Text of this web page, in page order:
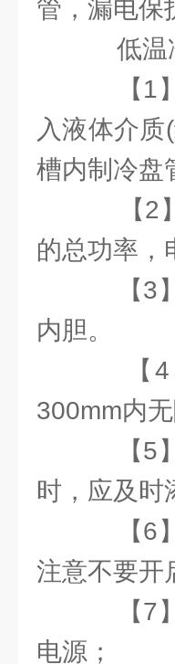
管，漏电保
低温
【1
入液体介
槽内制冷盘
【2
的总功率，
【3
内胆。
【4
300mm内无
【5
时，应及时
【6
注意不要开
【7
电源；